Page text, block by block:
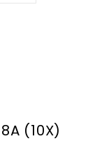
(10X)